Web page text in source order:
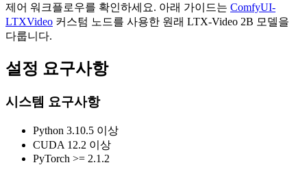
제어 워크플로우를 확인하세요. 아래 가이드는 ComfyUI-
LTXVideo 커스텀 노드를 사용한 원래 LTX-Video 2B 모델을
다룹니다.
설정 요구사항
시스템 요구사항
Python 3.10.5 이상
CUDA 12.2 이상
PyTorch >= 2.1.2